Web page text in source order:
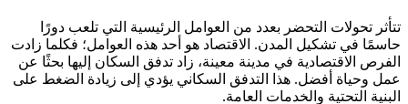
تتأثر تحولات التحضر بعدد من العوامل الرئيسية التي تلعب دورًا
حاسمًا في تشكيل المدن. الاقتصاد هو أحد هذه العوامل؛ فكلما زادت
الفرص الاقتصادية في مدينة معينة، زاد تدفق السكان إليها بحثًا عن
عمل وحياة أفضل. هذا التدفق السكاني يؤدي إلى زيادة الضغط على
البنية التحتية والخدمات العامة.